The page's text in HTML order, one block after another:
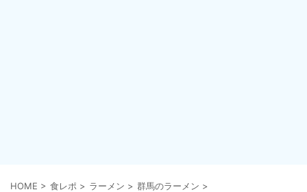
HOME > 食レポ > ラーメン > 群馬のラーメン >